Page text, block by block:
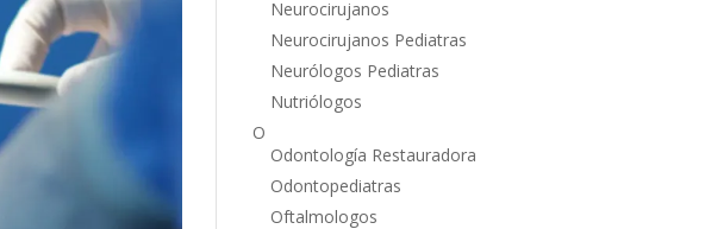
Neurocirujanos
Neurocirujanos Pediatras
Neurólogos Pediatras
Nutriólogos
O
Odontología Restauradora
Odontopediatras
Oftalmologos